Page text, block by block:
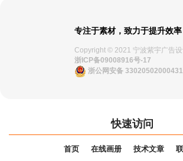
专注于素材，致力于提升效率
Copyright © 2021 宁波紫宇广告
浙ICP备09008916号-17
浙公网安备
快速访问
首页 在线画册 技术文章